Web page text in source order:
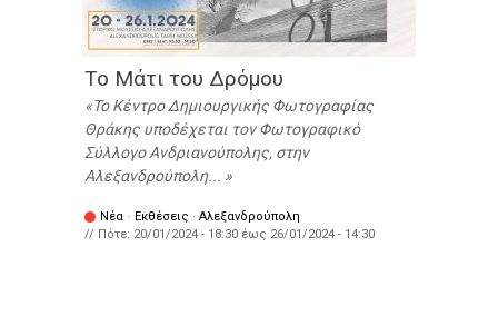
Το Μάτι του Δρόμου
Το Κέντρο Δημιουργικής Φωτογραφίας
Θράκης υποδέχεται τον Φωτογραφικό
Σύλλογο Ανδριανούπολης, στην
Αλεξανδρούπολη...
Νέα · Εκθέσεις · Αλεξανδρούπολη
// Πότε: 20/01/2024 - 18:30 έως 26/01/2024 - 14:30